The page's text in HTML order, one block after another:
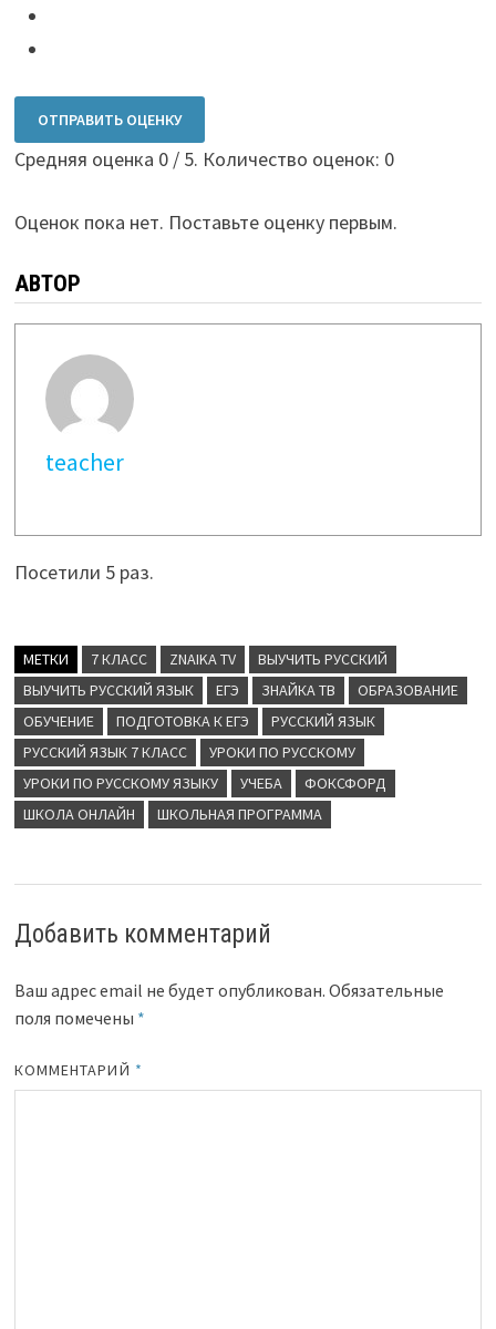
ОТПРАВИТЬ ОЦЕНКУ
Средняя оценка 0/ 5. Количество оценок: 0
Оценок пока нет. Поставьте оценку первым.
АВТОР
teacher
Посетили 5 раз.
МЕТКИ 7 КЛАСС ZNAIKA TV
ВЫУЧИТЬ РУССКИЙ
ВЫУЧИТЬ РУССКИЙ ЯЗЫК
ЕГЭ ЗНАЙКА ТВ
ОБРАЗОВАНИЕ
ОБУЧЕНИЕ
ПОДГОТОВКА К ЕГЭ
РУССКИЙ ЯЗЫК
РУССКИЙ ЯЗЫК 7 КЛАСС
УРОКИ ПО РУССКОМУ
УРОКИ ПО РУССКОМУ ЯЗЫКУ
УЧЕБА
ФОКСФОРД
ШКОЛА ОНЛАЙН
ШКОЛЬНАЯ ПРОГРАММА
Добавить комментарий
Ваш адрес email не будет опубликован. Обязательные
поля помечены *
КОММЕНТАРИЙ *